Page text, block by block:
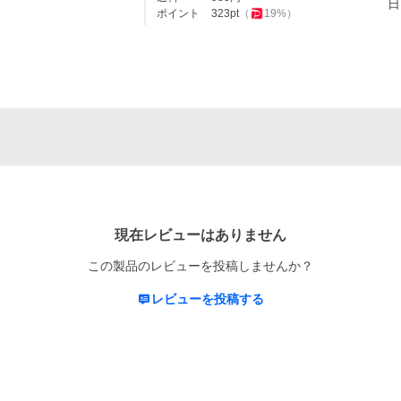
ポイント
323pt（ 19%）
現在レビューはありません
この製品のレビューを投稿しませんか？
レビューを投稿する